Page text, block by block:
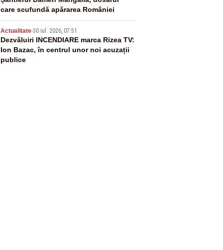
care scufundă apărarea României
Actualitate-30 iul. 2026, 07:51
Dezvăluiri INCENDIARE marca Rizea TV:
Ion Bazac, în centrul unor noi acuzații
publice